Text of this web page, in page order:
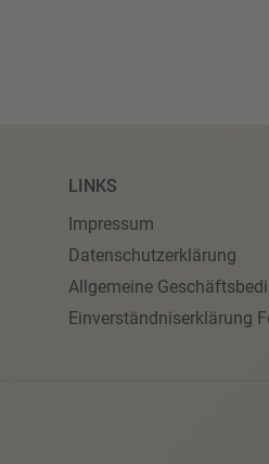
LINKS
Impressum
Datenschutzerklärung
Allgemeine
Einverständniserklärung